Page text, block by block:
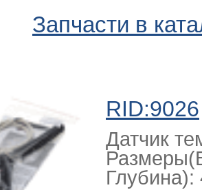
Запчасти в
RID:9026
Датчик
Глубина):